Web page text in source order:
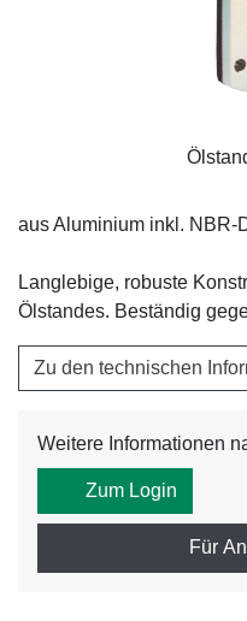
aus Aluminium inkl. NBR-
Langlebige, robuste
Ölstandes. Beständig
Zu den technischen
Weitere Informationen
Zum Login
Für